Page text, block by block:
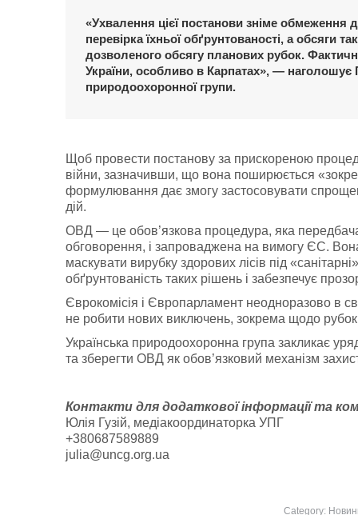
«Ухвалення цієї постанови зніме обмеження
перевірка їхньої обґрунтованості, а обсяги
дозволеного обсягу планових рубок.
України, особливо в Карпатах», — наголошує
природоохоронної групи.
Щоб провести постанову за прискореною
війни, зазначивши, що вона поширюється
формулювання дає змогу застосовувати
дій.
ОВД — це обов’язкова процедура, яка
обговорення, і запроваджена на вимогу ЄС.
маскувати вирубку здорових лісів під
обґрунтованість таких рішень і забезпечує
Єврокомісія і Європарламент неодноразово в
не робити нових виключень, зокрема щодо
Українська природоохоронна група закликає
та зберегти ОВД як обов’язковий механізм
Контакти для додаткової інформації та
Юлія Гузій, медіакоординаторка УПГ
+380687589889
julia@uncg.org.ua
Category: